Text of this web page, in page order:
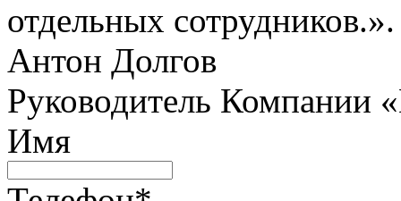
отдельных сотрудников.».
Антон Долгов
Руководитель Компании
Имя